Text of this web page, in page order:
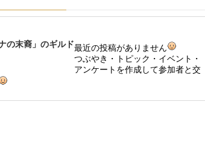
の末裔」のギルド最近の投稿がありません
つぶやき・トピック・イベント・
アンケートを作成して参加者と交